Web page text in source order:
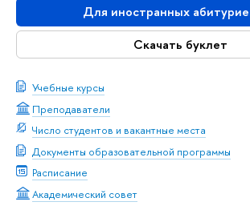
Для иностранных
Скачать буклет
Учебные курсы
Преподаватели
Число студентов и вакантные места
Документы образовательной программы
Расписание
Академический совет